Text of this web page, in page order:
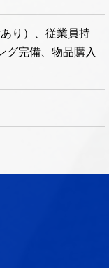
り）、従業員持
グ完備、物品購入